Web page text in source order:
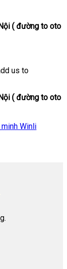
( đường to oto
us to
( đường to oto